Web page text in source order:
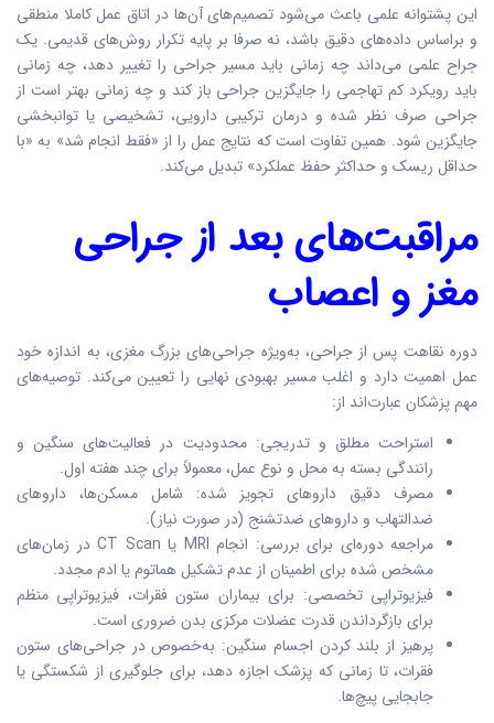
این پشتوانه علمی باعث می‌شود تصمیم‌های آن‌ها در اتاق عمل کاملا منطقی
و براساس داده‌های دقیق باشد، نه صرفا بر پایه تکرار روش‌های قدیمی. یک
جراح علمی می‌داند چه زمانی باید مسیر جراحی را تغییر دهد، چه زمانی
باید رویکرد کم تهاجمی را جایگزین جراحی باز کند و چه زمانی بهتر است از
جراحی صرف نظر شده و درمان ترکیبی دارویی، تشخیصی یا توانبخشی
جایگزین شود. همین تفاوت است که نتایج عمل را از «فقط انجام شد» به «با
حداقل ریسک و حداکثر حفظ عملکرد» تبدیل می‌کند.
مراقبت‌های بعد از جراحی
مغز و اعصاب
دوره نقاهت پس از جراحی، به‌ویژه جراحی‌های بزرگ مغزی، به اندازه خود
عمل اهمیت دارد و اغلب مسیر بهبودی نهایی را تعیین می‌کند. توصیه‌های
مهم پزشکان عبارت‌اند از:
استراحت مطلق و تدریجی: محدودیت در فعالیت‌های سنگین و
رانندگی بسته به محل و نوع عمل، معمولاً برای چند هفته اول.
مصرف دقیق داروهای تجویز شده: شامل مسکن‌ها، داروهای
ضدالتهاب و داروهای ضدتشنج (در صورت نیاز).
مراجعه دوره‌ای برای بررسی: انجام MRI یا CT Scan در زمان‌های
مشخص شده برای اطمینان از عدم تشکیل هماتوم یا ادم مجدد.
فیزیوتراپی تخصصی: برای بیماران ستون فقرات، فیزیوتراپی منظم
برای بازگرداندن قدرت عضلات مرکزی بدن ضروری است.
پرهیز از بلند کردن اجسام سنگین: به‌خصوص در جراحی‌های ستون
فقرات، تا زمانی که پزشک اجازه دهد، برای جلوگیری از شکستگی یا
جابجایی پیچ‌ها.